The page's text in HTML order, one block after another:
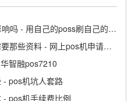
用自己POS机刷信用ka有影响吗 - 用自己的poss刷自己的信用卡
网上如何免费申请POS机需要那些资料 - 网上pos机申请办理
智融pos7210
- pos机坑人套路
- pos机手续费比例